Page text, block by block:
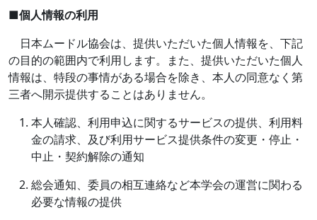
■個人情報の利用
日本ムードル協会は、提供いただいた個人情報を、下記
の目的の範囲内で利用します。また、提供いただいた個人
情報は、特段の事情がある場合を除き、本人の同意なく第
三者へ開示提供することはありません。
本人確認、利用申込に関するサービスの提供、利用料
金の請求、及び利用サービス提供条件の変更・停止・
中止・契約解除の通知
総会通知、委員の相互連絡など本学会の運営に関わる
必要な情報の提供